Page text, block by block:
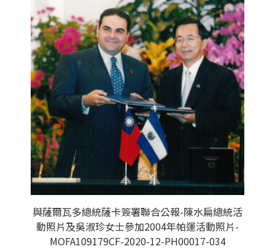
與薩爾瓦多總統薩卡簽署聯合公報-陳水扁總統活
動照片及吳淑珍女士參加2004年帕運活動照片-
MOFA109179CF-2020-12-PH00017-034